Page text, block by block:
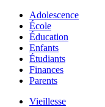
Adolescence
École
Éducation
Enfants
Étudiants
Finances
Parents
Vieillesse